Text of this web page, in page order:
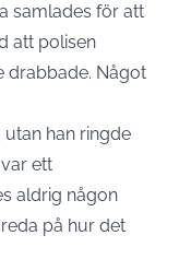
samlades för att
att polisen
drabbade. Något
han ringde
ett
aldrig någon
på hur det